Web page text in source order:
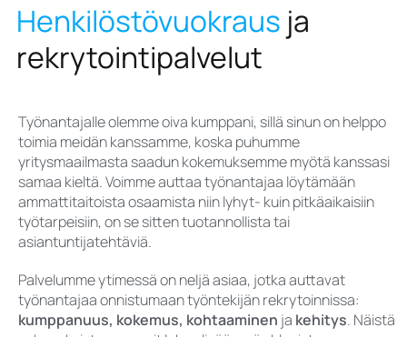
Henkilöstövuokraus ja
rekrytointipalvelut
Työnantajalle olemme oiva kumppani, sillä sinun on helppo
toimia meidän kanssamme, koska puhumme
yritysmaailmasta saadun kokemuksemme myötä kanssasi
samaa kieltä. Voimme auttaa työnantajaa löytämään
ammattitaitoista osaamista niin lyhyt- kuin pitkäaikaisiin
työtarpeisiin, on se sitten tuotannollista tai
asiantuntijatehtäviä.
Palvelumme ytimessä on neljä asiaa, jotka auttavat
työnantajaa onnistumaan työntekijän rekrytoinnissa:
kumppanuus, kokemus, kohtaaminen ja kehitys. Näistä